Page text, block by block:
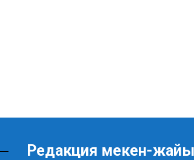
Редакция мекен-жайы